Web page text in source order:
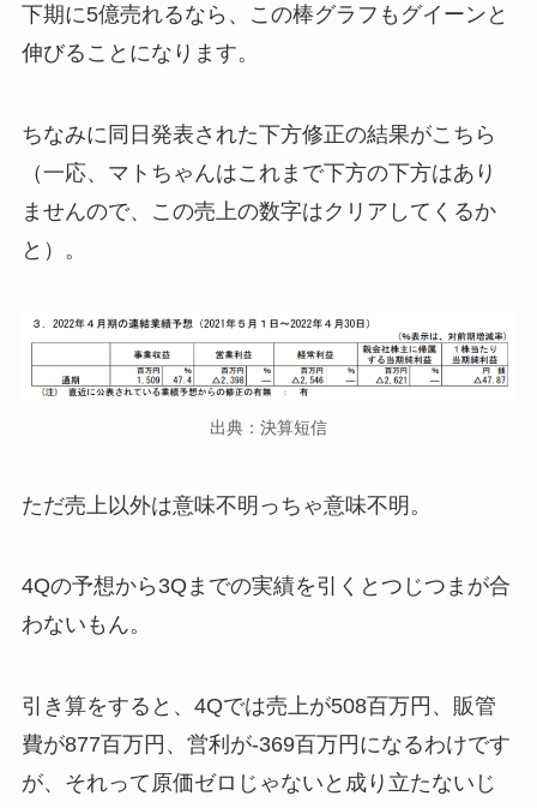
下期に5億売れるなら、この棒グラフもグイーンと
伸びることになります。
ちなみに同日発表された下方修正の結果がこちら
（一応、マトちゃんはこれまで下方の下方はあり
ませんので、この売上の数字はクリアしてくるか
と）。
出典：決算短信
ただ売上以外は意味不明っちゃ意味不明。
4Qの予想から3Qまでの実績を引くとつじつまが合
わないもん。
引き算をすると、4Qでは売上が508百万円、販管
費が877百万円、営利が-369百万円になるわけです
が、それって原価ゼロじゃないと成り立たないじ